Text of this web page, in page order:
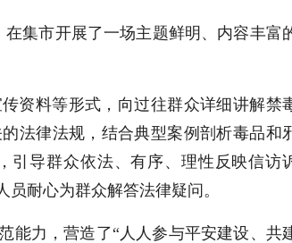
集市开展了一场主题鲜明、内容丰富
资料等形式，向过往群众详细讲解禁
法律法规，结合典型案例剖析毒品和
引导群众依法、有序、理性反映信访
耐心为群众解答法律疑问。
能力，营造了“人人参与平安建设、共